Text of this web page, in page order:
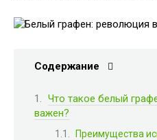
Содержание
Что такое белый
важен?
Преимущества